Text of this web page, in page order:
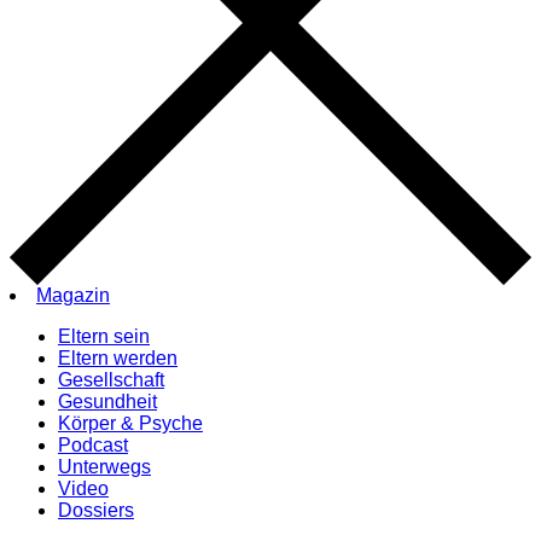
Magazin
Eltern sein
Eltern werden
Gesellschaft
Gesundheit
Körper & Psyche
Podcast
Unterwegs
Video
Dossiers